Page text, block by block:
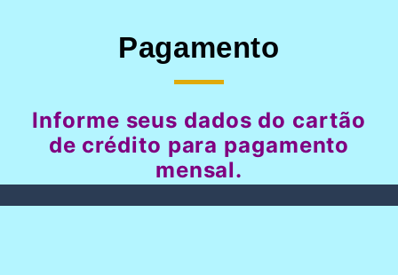
Pagamento
Informe seus dados do cartão
de crédito para pagamento
mensal.